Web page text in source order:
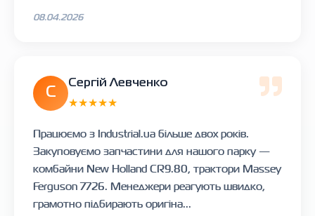
08.04.2026
С
Сергій Левченко
★★★★★
Працюємо з Industrial.ua більше двох років.
Закуповуємо запчастини для нашого парку —
комбайни New Holland CR9.80, трактори Massey
Ferguson 7726. Менеджери реагують швидко,
грамотно підбирають оригіна...